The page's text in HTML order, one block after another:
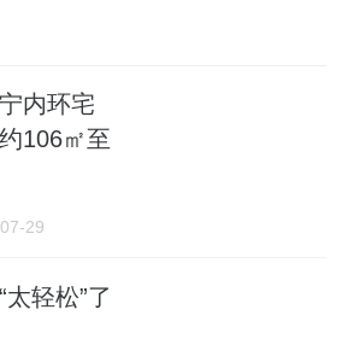
内环宅
106㎡至
07-29
轻松”了